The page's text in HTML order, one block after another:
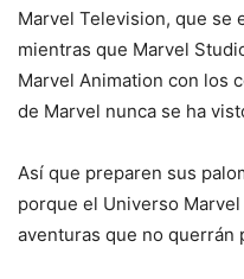
Marvel Television, que se
mientras que Marvel
Marvel Animation con los
de Marvel nunca se ha
Así que preparen sus
porque el Universo
aventuras que no querrán